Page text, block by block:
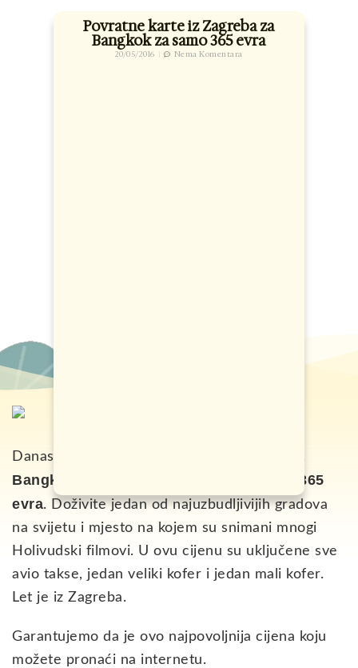
Povratne karte iz Zagreba za
Bangkok za samo 365 evra
20/05/2016 Nema Komentara
Danas Vam nudimo
Bangkok, glavni grad Tajlanda za samo 365
evra. Doživite jedan od najuzbudljivijih gradova
na svijetu i mjesto na kojem su snimani mnogi
Holivudski filmovi. U ovu cijenu su uključene sve
avio takse, jedan veliki kofer i jedan mali kofer.
Let je iz Zagreba.
Garantujemo da je ovo najpovoljnija cijena koju
možete pronaći na internetu.